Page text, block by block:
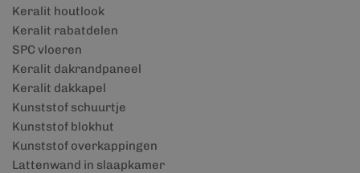
Keralit houtlook
Keralit rabatdelen
SPC vloeren
Keralit dakrandpaneel
Keralit dakkapel
Kunststof schuurtje
Kunststof blokhut
Kunststof overkappingen
Lattenwand in slaapkamer